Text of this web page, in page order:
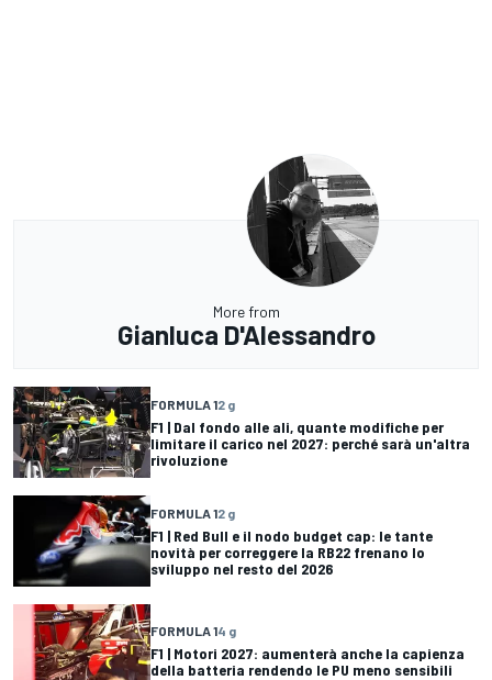
More from
Gianluca D'Alessandro
FORMULA 12 g
F1 | Dal fondo alle ali, quante modifiche per
limitare il carico nel 2027: perché sarà un'altra
rivoluzione
FORMULA 12 g
F1 | Red Bull e il nodo budget cap: le tante
novità per correggere la RB22 frenano lo
sviluppo nel resto del 2026
FORMULA 14 g
F1 | Motori 2027: aumenterà anche la capienza
della batteria rendendo le PU meno sensibili